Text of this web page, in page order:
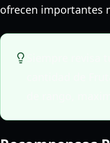
ofrecen importantes